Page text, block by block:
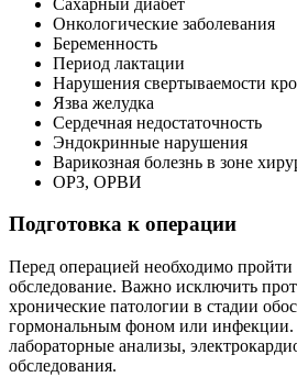
Онкологические заболевания
Беременность
Период лактации
Нарушения свертываемости
Язва желудка
Сердечная недостаточность
Эндокринные нарушения
Варикозная болезнь в зоне
ОРЗ, ОРВИ
Подготовка к операции
Перед операцией необходимо пройти
обследование. Важно исключить
хронические патологии в стадии
гормональным фоном или инфекции.
лабораторные анализы,
обследования.